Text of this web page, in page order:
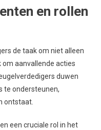
en rollen
de taak om niet alleen
aanvallende acties
duwen
te ondersteunen,
ontstaat.
een cruciale rol in het